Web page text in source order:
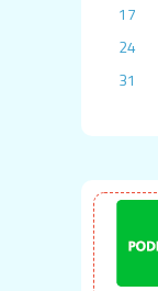
17
24
31